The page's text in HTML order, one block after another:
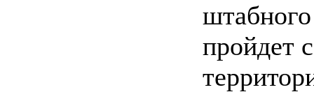
пройдет